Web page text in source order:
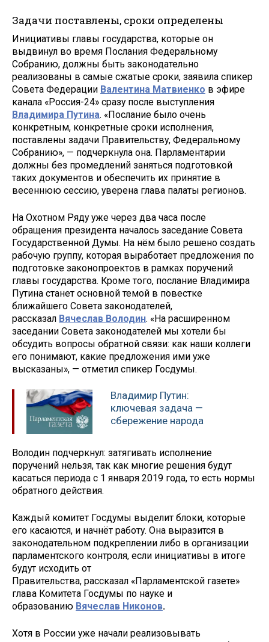
Задачи поставлены, сроки определены
Инициативы главы государства, которые он
выдвинул во время Послания Федеральному
Собранию, должны быть законодательно
реализованы в самые сжатые сроки, заявила спикер
Совета Федерации Валентина Матвиенко в эфире
канала «Россия-24» сразу после выступления
Владимира Путина. «Послание было очень
конкретным, конкретные сроки исполнения,
поставлены задачи Правительству, Федеральному
Собранию», — подчеркнула она. Парламентарии
должны без промедлений заняться подготовкой
таких документов и обеспечить их принятие в
весеннюю сессию, уверена глава палаты регионов.
На Охотном Ряду уже через два часа после
обращения президента началось заседание Совета
Государственной Думы. На нём было решено создать
рабочую группу, которая выработает предложения по
подготовке законопроектов в рамках поручений
главы государства. Кроме того, послание Владимира
Путина станет основной темой в повестке
ближайшего Совета законодателей,
рассказал Вячеслав Володин. «На расширенном
заседании Совета законодателей мы хотели бы
обсудить вопросы обратной связи: как наши коллеги
его понимают, какие предложения ими уже
высказаны», — отметил спикер Госдумы.
Владимир Путин:
ключевая задача —
сбережение народа
Володин подчеркнул: затягивать исполнение
поручений нельзя, так как многие решения будут
касаться периода с 1 января 2019 года, то есть нормы
обратного действия.
Каждый комитет Госдумы выделит блоки, которые
его касаются, и начнёт работу. Она выразится в
законодательном подкреплении либо в организации
парламентского контроля, если инициативы в итоге
будут исходить от
Правительства, рассказал «Парламентской газете»
глава Комитета Госдумы по науке и
образованию Вячеслав Никонов.
Хотя в России уже начали реализовывать